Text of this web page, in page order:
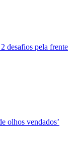
desafios pela frente
olhos vendados’